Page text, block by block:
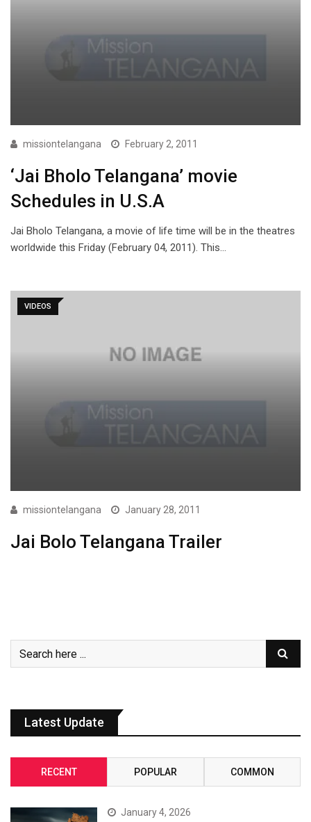
missiontelangana February 2, 2011
‘Jai Bholo Telangana’ movie
Schedules in U.S.A
Jai Bholo Telangana, a movie of life time will be in the theatres
worldwide this Friday (February 04, 2011). This…
VIDEOS
missiontelangana January 28, 2011
Jai Bolo Telangana Trailer
Latest Update
RECENT POPULAR COMMON
January 4, 2026